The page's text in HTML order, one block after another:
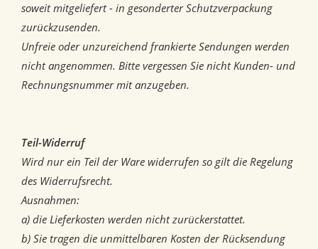
soweit mitgeliefert - in gesonderter Schutzverpackung
zurückzusenden.
Unfreie oder unzureichend frankierte Sendungen werden
nicht angenommen. Bitte vergessen Sie nicht Kunden- und
Rechnungsnummer mit anzugeben.
Teil-Widerruf
Wird nur ein Teil der Ware widerrufen so gilt die Regelung
des Widerrufsrecht.
Ausnahmen:
a) die Lieferkosten werden nicht zurückerstattet.
b) Sie tragen die unmittelbaren Kosten der Rücksendung